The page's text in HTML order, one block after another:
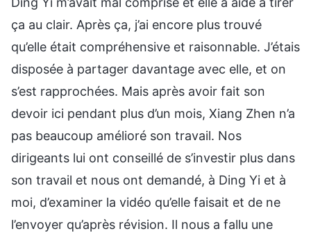
ça au clair. Après ça, j’ai encore plus trouvé
qu’elle était compréhensive et raisonnable. J’étais
disposée à partager davantage avec elle, et on
s’est rapprochées. Mais après avoir fait son
devoir ici pendant plus d’un mois, Xiang Zhen n’a
pas beaucoup amélioré son travail. Nos
dirigeants lui ont conseillé de s’investir plus dans
son travail et nous ont demandé, à Ding Yi et à
moi, d’examiner la vidéo qu’elle faisait et de ne
l’envoyer qu’après révision. Il nous a fallu une